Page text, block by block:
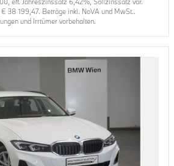
€ 38 199,47. Beträge inkl. NoVA und MwSt..
und Irrtümer vorbehalten.